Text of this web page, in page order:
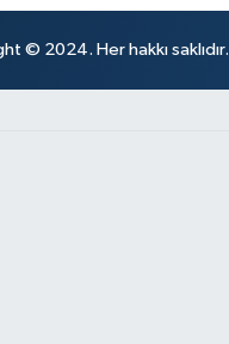
© 2024. Her hakkı saklıdır.